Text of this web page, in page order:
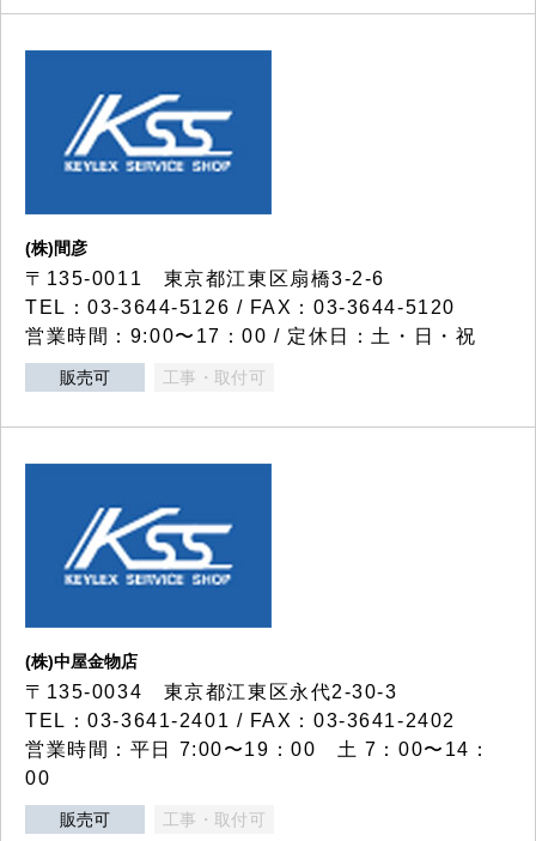
(株)間彦
〒135-0011 東京都江東区扇橋3-2-6
TEL：03-3644-5126 / FAX：03-3644-5120
営業時間：9:00〜17：00 / 定休日：土・日・祝
販売可 工事・取付可
(株)中屋金物店
〒135-0034 東京都江東区永代2-30-3
TEL：03-3641-2401 / FAX：03-3641-2402
営業時間：平日 7:00〜19：00 土 7：00〜14：
00
販売可 工事・取付可